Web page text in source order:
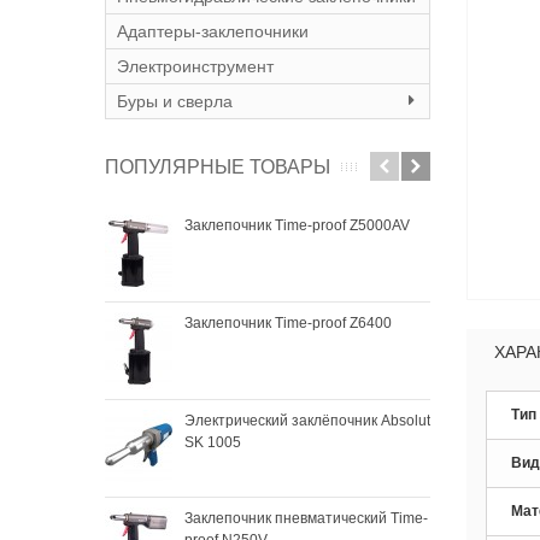
Адаптеры-заклепочники
Электроинструмент
Буры и сверла
ПОПУЛЯРНЫЕ ТОВАРЫ
Заклепочник Time-proof Z5000AV
Заклепочник Time-proof Z6400
Электрический заклёпочник Absolut
SK 1005
Заклепочник пневматический Time-
Тип
Вид